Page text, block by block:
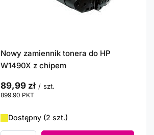
Nowy zamiennik tonera do HP
W1490X z chipem
89,99 zł / szt.
899.90 PKT
Dostępny (2 szt.)